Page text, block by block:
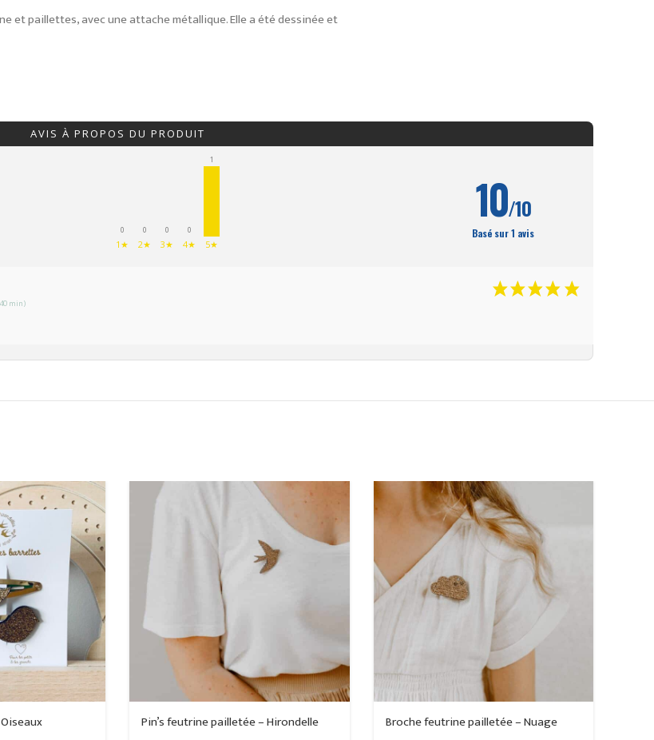
et paillettes, avec une attache métallique. Elle a été dessinée et
AVIS À PROPOS DU PRODUIT
0
1★
0
2★
0
3★
0
4★
1
5★
10/10
Basé sur 1 avis
min)
Pin’s feutrine pailletée – Hirondelle
Broche feutrine pailletée – Nuage